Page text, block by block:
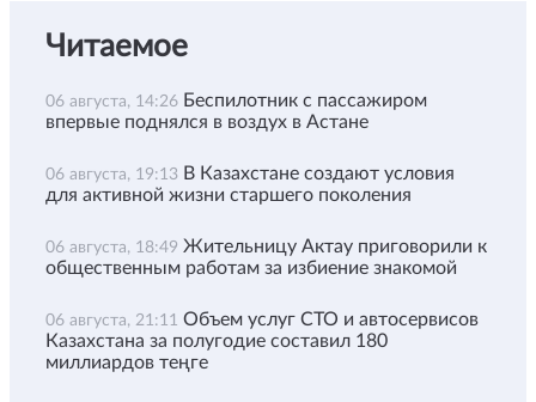
Читаемое
06 августа, 14:26 Беспилотник с пассажиром
впервые поднялся в воздух в Астане
06 августа, 19:13 В Казахстане создают условия
для активной жизни старшего поколения
06 августа, 18:49 Жительницу Актау приговорили к
общественным работам за избиение знакомой
06 августа, 21:11 Объем услуг СТО и автосервисов
Казахстана за полугодие составил 180
миллиардов теңге